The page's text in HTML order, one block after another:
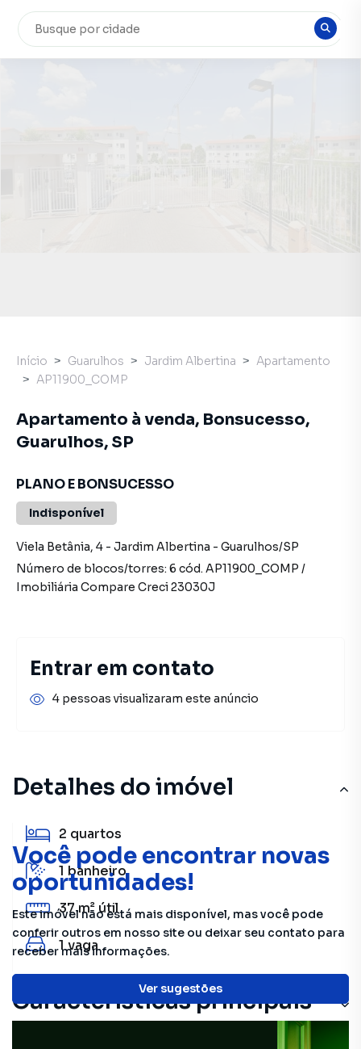
Você pode encontrar novas
oportunidades!
Este imóvel não está mais disponível, mas você pode
conferir outros em nosso site ou deixar seu contato para
receber mais informações.
Ver sugestões
Detalhes do imóvel
2 quartos
1 banheiro
37 m²útil
1vaga
Características principais
Início Guarulhos Jardim Albertina
Apartamento
AP11900_COMP
Apartamento à venda, Bonsucesso,
Guarulhos, SP
PLANO E BONSUCESSO
Indisponível
Viela Betânia, 4 - Jardim Albertina - Guarulhos/SP
Número de blocos/torres: 6 cód. AP11900_COMP /
Imobiliária Compare Creci23030J
Entrar em contato
4 pessoas visualizaram este anúncio